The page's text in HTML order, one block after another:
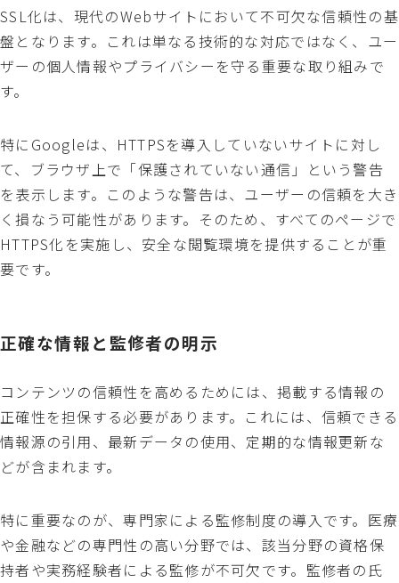
SSL化は、現代のWebサイトにおいて不可欠な信頼性の基
盤となります。これは単なる技術的な対応ではなく、ユー
ザーの個人情報やプライバシーを守る重要な取り組みで
す。
特にGoogleは、HTTPSを導入していないサイトに対し
て、ブラウザ上で「保護されていない通信」という警告
を表示します。このような警告は、ユーザーの信頼を大き
く損なう可能性があります。そのため、すべてのページで
HTTPS化を実施し、安全な閲覧環境を提供することが重
要です。
正確な情報と監修者の明示
コンテンツの信頼性を高めるためには、掲載する情報の
正確性を担保する必要があります。これには、信頼できる
情報源の引用、最新データの使用、定期的な情報更新な
どが含まれます。
特に重要なのが、専門家による監修制度の導入です。医療
や金融などの専門性の高い分野では、該当分野の資格保
持者や実務経験者による監修が不可欠です。監修者の氏